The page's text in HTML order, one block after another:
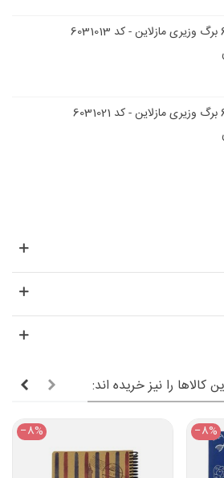
را نیز خریده اند:
‎−8%
‎−8%